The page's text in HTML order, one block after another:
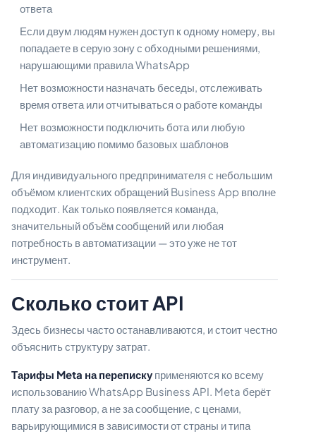
ответа
Если двум людям нужен доступ к одному номеру, вы
попадаете в серую зону с обходными решениями,
нарушающими правила WhatsApp
Нет возможности назначать беседы, отслеживать
время ответа или отчитываться о работе команды
Нет возможности подключить бота или любую
автоматизацию помимо базовых шаблонов
Для индивидуального предпринимателя с небольшим
объёмом клиентских обращений Business App вполне
подходит. Как только появляется команда,
значительный объём сообщений или любая
потребность в автоматизации — это уже не тот
инструмент.
Сколько стоит API
Здесь бизнесы часто останавливаются, и стоит честно
объяснить структуру затрат.
Тарифы Meta на переписку применяются ко всему
использованию WhatsApp Business API. Meta берёт
плату за разговор, а не за сообщение, с ценами,
варьирующимися в зависимости от страны и типа